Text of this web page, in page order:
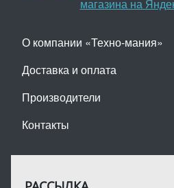
О компании «Техно-мания»
Доставка и оплата
Производители
Контакты